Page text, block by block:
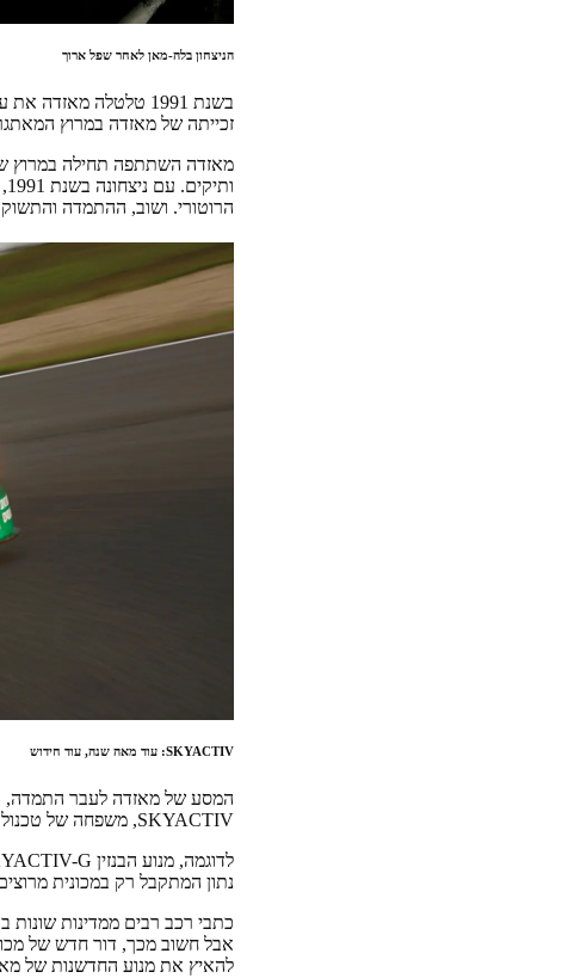
הניצחון בלה-מאן לאחר שפל ארוך
זכייתה של מאזדה במרוץ
הרוטורי. ושוב, ההתמדה
SKYACTIV: עוד מאה שנה, עוד חידוש
המסע של מאזדה לעבר התמדה,
SKYACTIV, משפחה של טכנולוגיות מתקדמות המאפשרות לתעל במלואו את הפוטנציאל הטמון במנועי הבנזין והדיזל.
נתון המתקבל רק במכונית
אבל חשוב מכך, דור חדש של
להאיץ את מנוע החדשנות של